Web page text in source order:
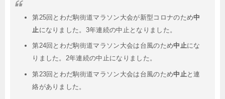
第25回とわだ駒街道マラソン大会が新型コロナのため中
止になりました。3年連続の中止となりました。
第24回とわだ駒街道マラソン大会は台風のため中止にな
りました。2年連続の中止になりました。
第23回とわだ駒街道マラソン大会は台風のため中止 と連
絡がありました。